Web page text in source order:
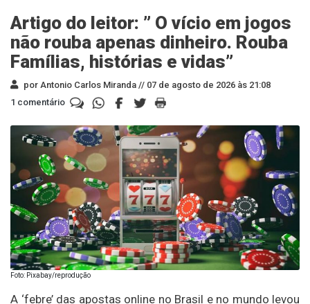
Artigo do leitor: ” O vício em jogos
não rouba apenas dinheiro. Rouba
Famílias, histórias e vidas”
por Antonio Carlos Miranda // 07 de agosto de 2026 às 21:08
1 comentário
Foto: Pixabay/reprodução
A ‘febre’ das apostas online no Brasil e no mundo levou